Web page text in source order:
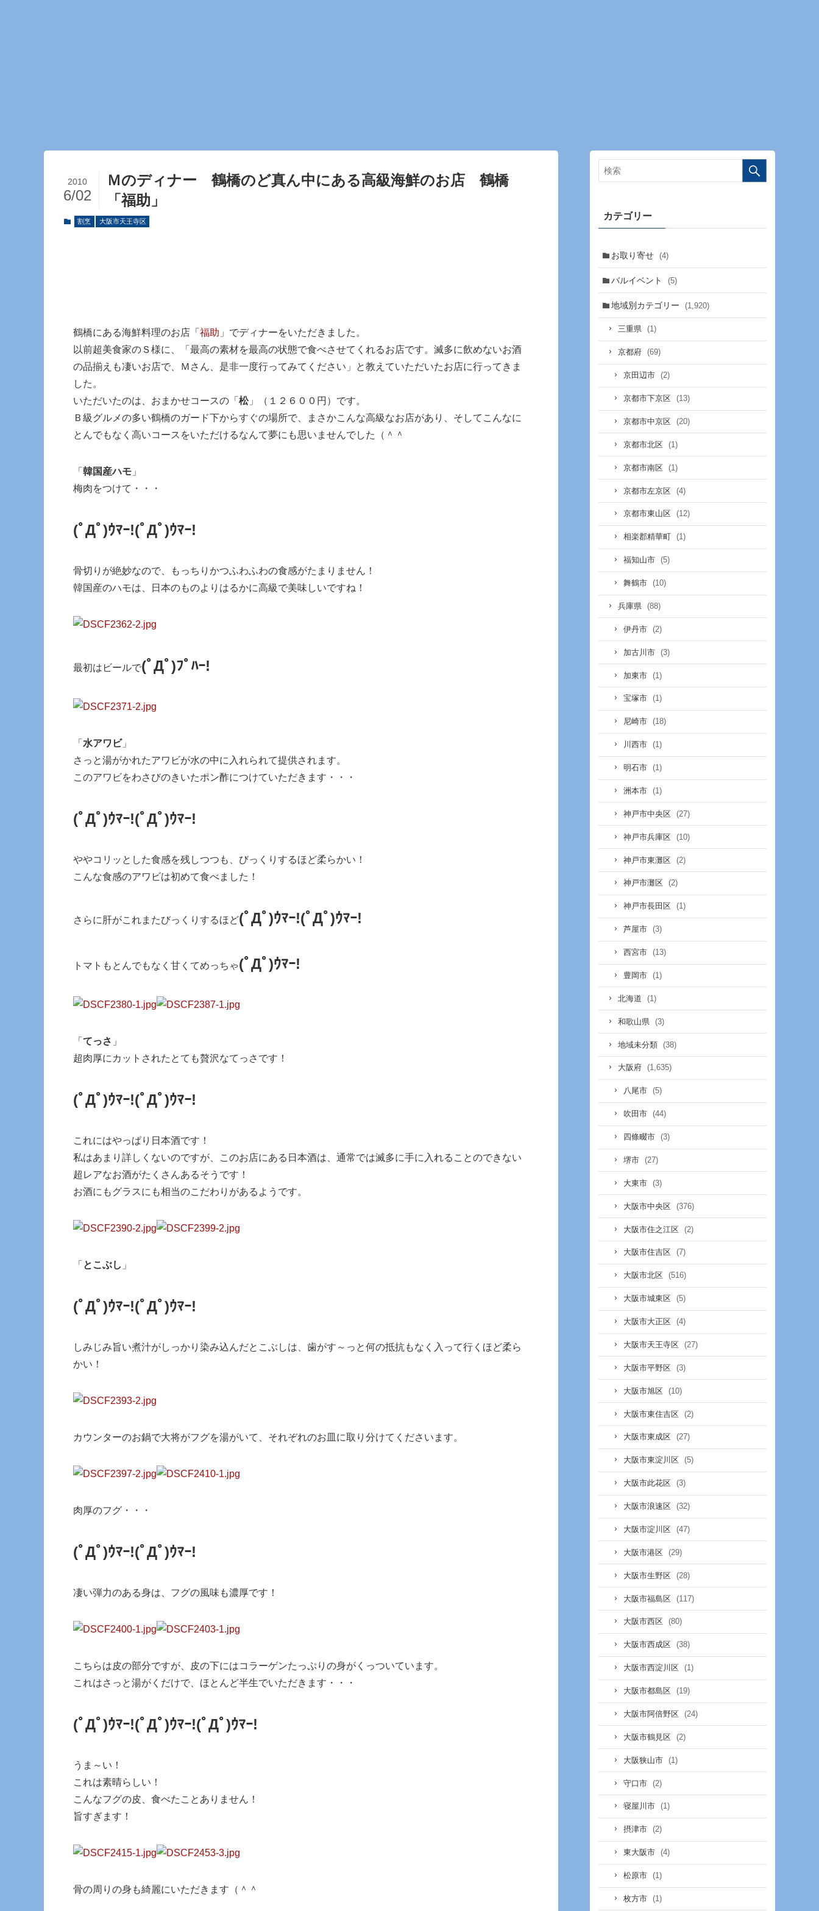
Ｍのディナー 鶴橋のど真ん中にある高級海鮮のお店 鶴橋
「福助」
2010
6/02
割烹 大阪市天王寺区
鶴橋にある海鮮料理のお店「 福助 」でディナーをいただきました。
以前超美食家のＳ様に、「最高の素材を最高の状態で食べさせてくれるお店です。滅多に飲めないお酒
の品揃えも凄いお店で、Ｍさん、是非一度行ってみてください」と教えていただいたお店に行ってきま
した。
いただいたのは、おまかせコースの「 松」（１２６００円）です。
Ｂ級グルメの多い鶴橋のガード下からすぐの場所で、まさかこんな高級なお店があり、そしてこんなに
とんでもなく高いコースをいただけるなんて夢にも思いませんでした（＾＾
「 韓国産ハモ 」
梅肉をつけて・・・
(ﾟДﾟ)ｳﾏｰ!(ﾟДﾟ)ｳﾏｰ!
骨切りが絶妙なので、もっちりかつふわふわの食感がたまりません！
韓国産のハモは、日本のものよりはるかに高級で美味しいですね！
最初はビールで(ﾟДﾟ)ﾌﾟﾊｰ!
「 水アワビ」
さっと湯がかれたアワビが水の中に入れられて提供されます。
このアワビをわさびのきいたポン酢につけていただきます・・・
(ﾟДﾟ)ｳﾏｰ!(ﾟДﾟ)ｳﾏｰ!
ややコリッとした食感を残しつつも、びっくりするほど柔らかい！
こんな食感のアワビは初めて食べました！
さらに肝がこれまたびっくりするほど(ﾟДﾟ)ｳﾏｰ!(ﾟДﾟ)ｳﾏｰ!
トマトもとんでもなく甘くてめっちゃ(ﾟДﾟ)ｳﾏｰ!
「 てっさ 」
超肉厚にカットされたとても贅沢なてっさです！
(ﾟДﾟ)ｳﾏｰ!(ﾟДﾟ)ｳﾏｰ!
これにはやっぱり日本酒です！
私はあまり詳しくないのですが、このお店にある日本酒は、通常では滅多に手に入れることのできない
超レアなお酒がたくさんあるそうです！
お酒にもグラスにも相当のこだわりがあるようです。
「 とこぶし 」
(ﾟДﾟ)ｳﾏｰ!(ﾟДﾟ)ｳﾏｰ!
しみじみ旨い煮汁がしっかり染み込んだとこぶしは、歯がす～っと何の抵抗もなく入って行くほど柔ら
かい！
カウンターのお鍋で大将がフグを湯がいて、それぞれのお皿に取り分けてくださいます。
肉厚のフグ・・・
(ﾟДﾟ)ｳﾏｰ!(ﾟДﾟ)ｳﾏｰ!
凄い弾力のある身は、フグの風味も濃厚です！
こちらは皮の部分ですが、皮の下にはコラーゲンたっぷりの身がくっついています。
これはさっと湯がくだけで、ほとんど半生でいただきます・・・
(ﾟДﾟ)ｳﾏｰ!(ﾟДﾟ)ｳﾏｰ!(ﾟДﾟ)ｳﾏｰ!
うま～い！
これは素晴らしい！
こんなフグの皮、食べたことありません！
旨すぎます！
骨の周りの身も綺麗にいただきます（＾＾
カテゴリー
お取り寄せ (4)
バルイベント (5)
地域別カテゴリー (1,920)
三重県 (1)
京都府 (69)
京田辺市 (2)
京都市下京区 (13)
京都市中京区 (20)
京都市北区 (1)
京都市南区 (1)
京都市左京区 (4)
京都市東山区 (12)
相楽郡精華町 (1)
福知山市 (5)
舞鶴市 (10)
兵庫県 (88)
伊丹市 (2)
加古川市 (3)
加東市 (1)
宝塚市 (1)
尼崎市 (18)
川西市 (1)
明石市 (1)
洲本市 (1)
神戸市中央区 (27)
神戸市兵庫区 (10)
神戸市東灘区 (2)
神戸市灘区 (2)
神戸市長田区 (1)
芦屋市 (3)
西宮市 (13)
豊岡市 (1)
北海道 (1)
和歌山県 (3)
地域未分類 (38)
大阪府 (1,635)
八尾市 (5)
吹田市 (44)
四條畷市 (3)
堺市 (27)
大東市 (3)
大阪市中央区 (376)
大阪市住之江区 (2)
大阪市住吉区 (7)
大阪市北区 (516)
大阪市城東区 (5)
大阪市大正区 (4)
大阪市天王寺区 (27)
大阪市平野区 (3)
大阪市旭区 (10)
大阪市東住吉区 (2)
大阪市東成区 (27)
大阪市東淀川区 (5)
大阪市此花区 (3)
大阪市浪速区 (32)
大阪市淀川区 (47)
大阪市港区 (29)
大阪市生野区 (28)
大阪市福島区 (117)
大阪市西区 (80)
大阪市西成区 (38)
大阪市西淀川区 (1)
大阪市都島区 (19)
大阪市阿倍野区 (24)
大阪市鶴見区 (2)
大阪狭山市 (1)
守口市 (2)
寝屋川市 (1)
摂津市 (2)
東大阪市 (4)
松原市 (1)
枚方市 (1)